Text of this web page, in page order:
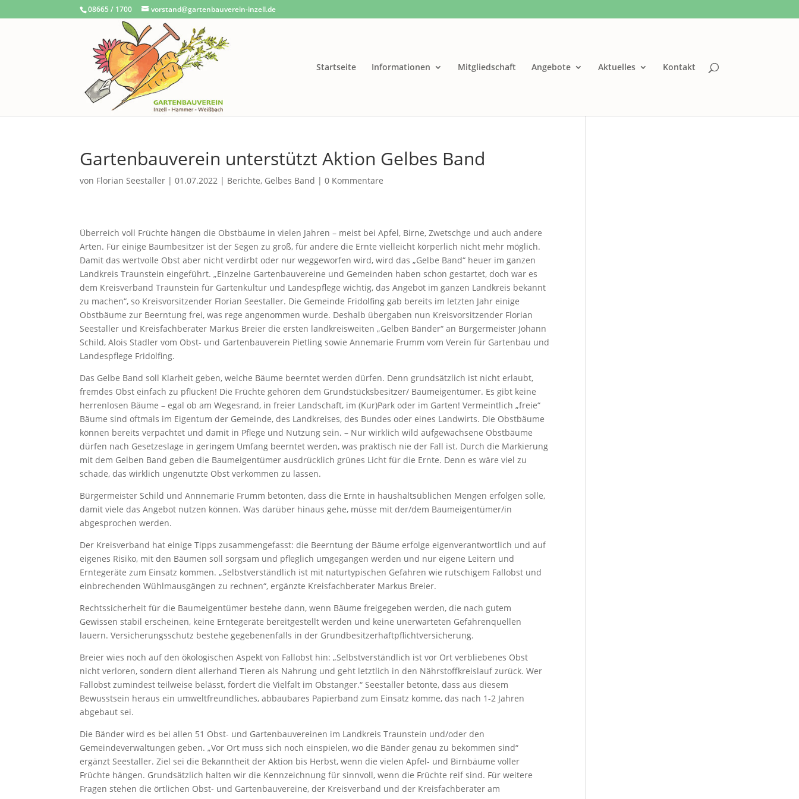
08665 / 1700 vorstand@gartenbauverein-inzell.de
Startseite Informationen Mitgliedschaft Angebote Aktuelles Kontakt
Gartenbauverein unterstützt Aktion Gelbes Band
von Florian Seestaller |01.07.2022 | Berichte, Gelbes Band |0 Kommentare
Überreich voll Früchte hängen die Obstbäume in vielen Jahren – meist bei Apfel, Birne, Zwetschge und auch andere
Arten. Für einige Baumbesitzer ist der Segen zu groß, für andere die Ernte vielleicht körperlich nicht mehr möglich.
Damit das wertvolle Obst aber nicht verdirbt oder nur weggeworfen wird, wird das „Gelbe Band“ heuer im ganzen
Landkreis Traunstein eingeführt. „Einzelne Gartenbauvereine und Gemeinden haben schon gestartet, doch war es
dem Kreisverband Traunstein für Gartenkultur und Landespflege wichtig, das Angebot im ganzen Landkreis bekannt
zu machen“, so Kreisvorsitzender Florian Seestaller. Die Gemeinde Fridolfing gab bereits im letzten Jahr einige
Obstbäume zur Beerntung frei, was rege angenommen wurde. Deshalb übergaben nun Kreisvorsitzender Florian
Seestaller und Kreisfachberater Markus Breier die ersten landkreisweiten „Gelben Bänder“ an Bürgermeister Johann
Schild, Alois Stadler vom Obst- und Gartenbauverein Pietling sowie Annemarie Frumm vom Verein für Gartenbau und
Landespflege Fridolfing.
Das Gelbe Band soll Klarheit geben, welche Bäume beerntet werden dürfen. Denn grundsätzlich ist nicht erlaubt,
fremdes Obst einfach zu pflücken! Die Früchte gehören dem Grundstücksbesitzer/ Baumeigentümer. Es gibt keine
herrenlosen Bäume – egal ob am Wegesrand, in freier Landschaft, im (Kur)Park oder im Garten! Vermeintlich „freie“
Bäume sind oftmals im Eigentum der Gemeinde, des Landkreises, des Bundes oder eines Landwirts. Die Obstbäume
können bereits verpachtet und damit in Pflege und Nutzung sein. – Nur wirklich wild aufgewachsene Obstbäume
dürfen nach Gesetzeslage in geringem Umfang beerntet werden, was praktisch nie der Fall ist. Durch die Markierung
mit dem Gelben Band geben die Baumeigentümer ausdrücklich grünes Licht für die Ernte. Denn es wäre viel zu
schade, das wirklich ungenutzte Obst verkommen zu lassen.
Bürgermeister Schild und Annnemarie Frumm betonten, dass die Ernte in haushaltsüblichen Mengen erfolgen solle,
damit viele das Angebot nutzen können. Was darüber hinaus gehe, müsse mit der/dem Baumeigentümer/in
abgesprochen werden.
Der Kreisverband hat einige Tipps zusammengefasst: die Beerntung der Bäume erfolge eigenverantwortlich und auf
eigenes Risiko, mit den Bäumen soll sorgsam und pfleglich umgegangen werden und nur eigene Leitern und
Erntegeräte zum Einsatz kommen. „Selbstverständlich ist mit naturtypischen Gefahren wie rutschigem Fallobst und
einbrechenden Wühlmausgängen zu rechnen“, ergänzte Kreisfachberater Markus Breier.
Rechtssicherheit für die Baumeigentümer bestehe dann, wenn Bäume freigegeben werden, die nach gutem
Gewissen stabil erscheinen, keine Erntegeräte bereitgestellt werden und keine unerwarteten Gefahrenquellen
lauern. Versicherungsschutz bestehe gegebenenfalls in der Grundbesitzerhaftpflichtversicherung.
Breier wies noch auf den ökologischen Aspekt von Fallobst hin: „Selbstverständlich ist vor Ort verbliebenes Obst
nicht verloren, sondern dient allerhand Tieren als Nahrung und geht letztlich in den Nährstoffkreislauf zurück. Wer
Fallobst zumindest teilweise belässt, fördert die Vielfalt im Obstanger.“ Seestaller betonte, dass aus diesem
Bewusstsein heraus ein umweltfreundliches, abbaubares Papierband zum Einsatz komme, das nach 1-2 Jahren
abgebaut sei.
Die Bänder wird es bei allen 51 Obst- und Gartenbauvereinen im Landkreis Traunstein und/oder den
Gemeindeverwaltungen geben. „Vor Ort muss sich noch einspielen, wo die Bänder genau zu bekommen sind“
ergänzt Seestaller. Ziel sei die Bekanntheit der Aktion bis Herbst, wenn die vielen Apfel- und Birnbäume voller
Früchte hängen. Grundsätzlich halten wir die Kennzeichnung für sinnvoll, wenn die Früchte reif sind. Für weitere
Fragen stehen die örtlichen Obst- und Gartenbauvereine, der Kreisverband und der Kreisfachberater am